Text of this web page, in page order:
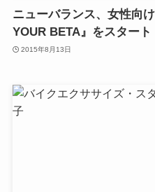
ニューバランス、女性向
YOUR BETA』をスタート
2015年8月13日